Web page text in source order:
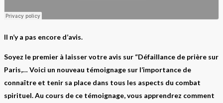
Il n’y a pas encore d’avis.
Soyez le premier à laisser votre avis sur “Défaillance de prière sur
Paris,… Voici un nouveau témoignage sur l’importance de
connaître et tenir sa place dans tous les aspects du combat
spirituel. Au cours de ce témoignage, vous apprendrez comment